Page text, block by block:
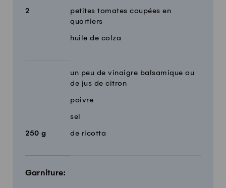
2
petites tomates coupées en
quartiers
huile de colza
un peu de vinaigre balsamique ou
de jus de citron
poivre
sel
250 g de ricotta
Garniture: